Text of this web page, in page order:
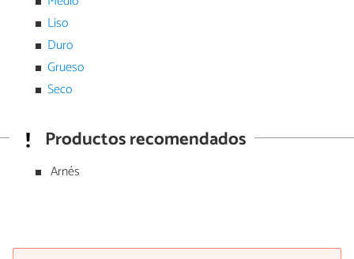
Liso
Duro
Grueso
Seco
Productos recomendados
Arnés